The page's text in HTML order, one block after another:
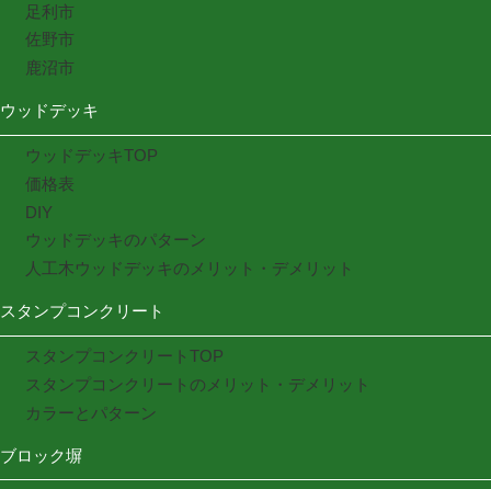
足利市
佐野市
鹿沼市
ウッドデッキ
ウッドデッキTOP
価格表
DIY
ウッドデッキのパターン
人工木ウッドデッキのメリット・デメリット
スタンプコンクリート
スタンプコンクリートTOP
スタンプコンクリートのメリット・デメリット
カラーとパターン
ブロック塀